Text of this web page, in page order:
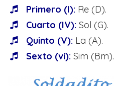
Primero (I): Re (D).
Cuarto (IV): Sol (G).
Quinto (V): La (A).
Sexto (vi): Sim (Bm).